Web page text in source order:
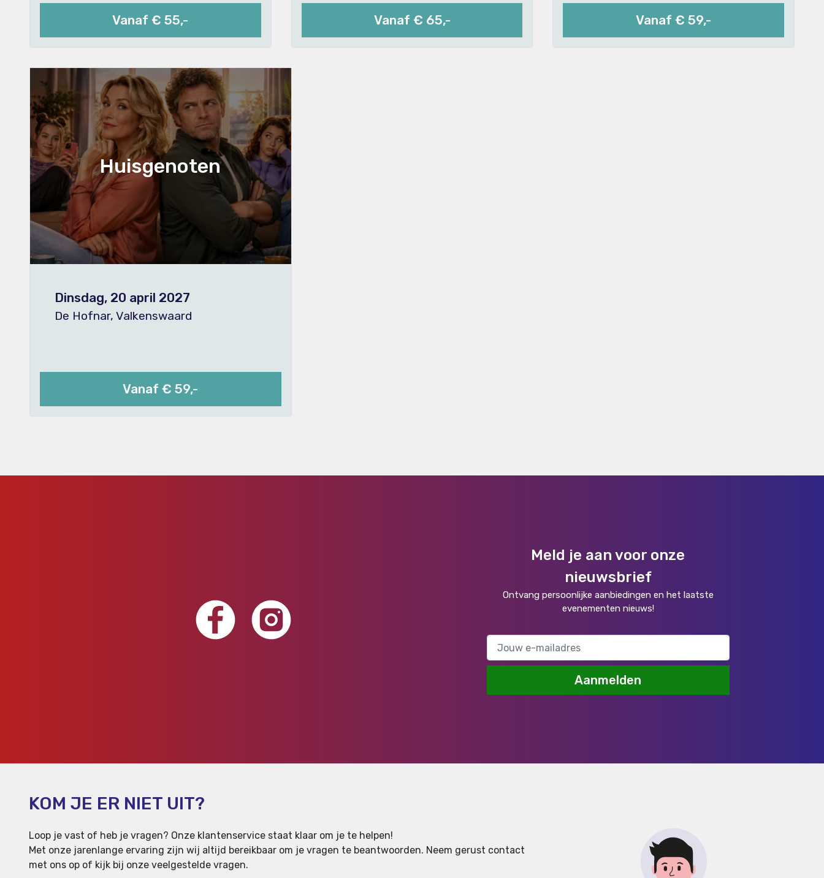
Vanaf € 55,- Vanaf € 65,- Vanaf € 59,-
Huisgenoten
Dinsdag, 20 april 2027
De Hofnar, Valkenswaard
Vanaf € 59,-
Meld je aan voor onze
nieuwsbrief
Ontvang persoonlijke aanbiedingen en het laatste
evenementen nieuws!
Aanmelden
KOM JE ER NIET UIT?
Loop je vast of heb je vragen? Onze klantenservice staat klaar om je te helpen!
Met onze jarenlange ervaring zijn wij altijd bereikbaar om je vragen te beantwoorden. Neem gerust contact
met ons op of kijk bij onze veelgestelde vragen.